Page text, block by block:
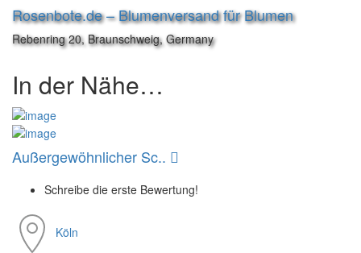
Rosenbote.de – Blumenversand für Blumen
Rebenring 20, Braunschweig, Germany
In der Nähe…
Außergewöhnlicher Sc..
Schreibe die erste Bewertung!
Köln